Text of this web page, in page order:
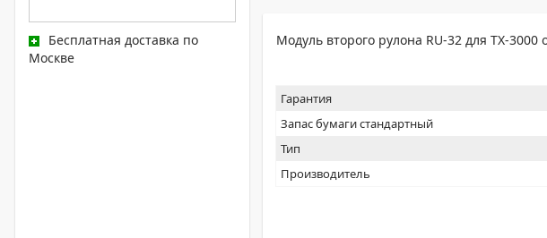
Бесплатная доставка по
Москве
Модуль второго рулона RU-32 для TX-
Гарантия
Запас бумаги стандартный
Тип
Производитель